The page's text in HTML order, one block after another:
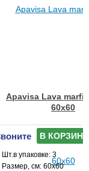
Apavisa Lava
60x60
В КОРЗИНУ
Шт.в упаковке: 3
Размер, см: 60x60